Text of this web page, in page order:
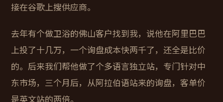
接在谷歌上搜供应商。
去年有个做卫浴的佛山客户找到我，说他在阿里巴巴
上投了十几万，一个询盘成本快两千了，还全是比价
的。后来我们帮他做了个多语言独立站，专门针对中
东市场，三个月后，从阿拉伯语站来的询盘，客单价
是英文站的两倍。